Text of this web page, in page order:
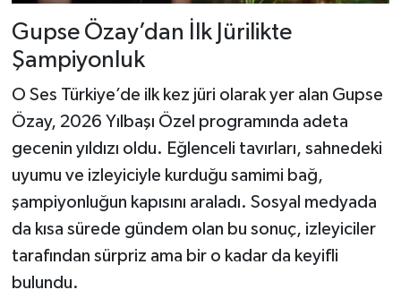
Gupse Özay’dan İlk Jürilikte
Şampiyonluk
O Ses Türkiye’de ilk kez jüri olarak yer alan Gupse
Özay, 2026 Yılbaşı Özel programında adeta
gecenin yıldızı oldu. Eğlenceli tavırları, sahnedeki
uyumu ve izleyiciyle kurduğu samimi bağ,
şampiyonluğun kapısını araladı. Sosyal medyada
da kısa sürede gündem olan bu sonuç, izleyiciler
tarafından sürpriz ama bir o kadar da keyifli
bulundu.